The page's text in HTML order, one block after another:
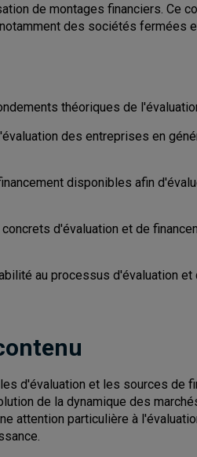
de montages financiers. Ce
des sociétés fermées
théoriques de
des entreprises en
disponibles afin
d'évaluation et de
au processus d'évaluation
d'évaluation et les sources de
de la dynamique des
attention particulière à